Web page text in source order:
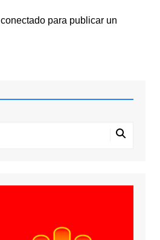
conectadopara publicar un